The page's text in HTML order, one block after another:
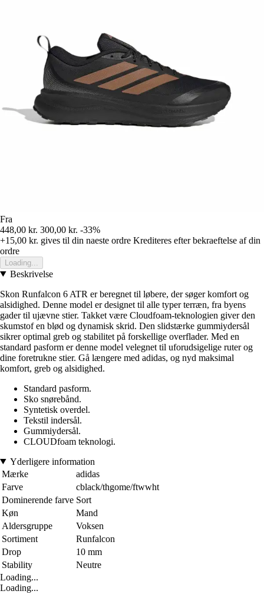
Fra
448,00 kr. 300,00 kr. -33%
+15,00 kr. gives til din naeste ordre Krediteres efter bekraeftelse af din
ordre
Loading...
Beskrivelse
Skon Runfalcon 6 ATR er beregnet til løbere, der søger komfort og
alsidighed. Denne model er designet til alle typer terræn, fra byens
gader til ujævne stier. Takket være Cloudfoam-teknologien giver den
skumstof en blød og dynamisk skrid. Den slidstærke gummiydersål
sikrer optimal greb og stabilitet på forskellige overflader. Med en
standard pasform er denne model velegnet til uforudsigelige ruter og
dine foretrukne stier. Gå længere med adidas, og nyd maksimal
komfort, greb og alsidighed.
Standard pasform.
Sko snørebånd.
Syntetisk overdel.
Tekstil indersål.
Gummiydersål.
CLOUDfoam teknologi.
Yderligere information
Mærke
adidas
Farve
cblack/thgome/ftwwht
Dominerende farve Sort
Køn
Mand
Aldersgruppe
Voksen
Sortiment
Runfalcon
Drop
10 mm
Stability
Neutre
Loading...
Loading...